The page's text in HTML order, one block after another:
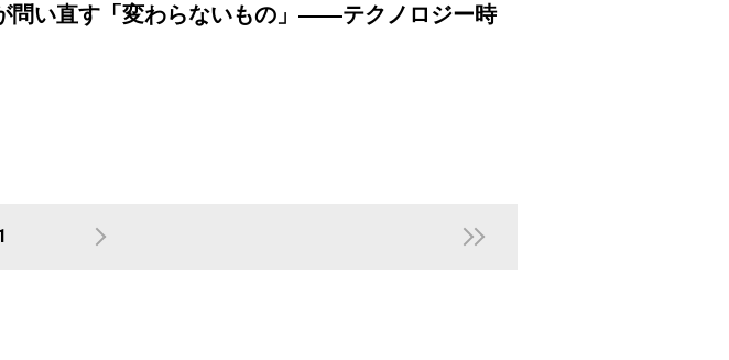
問い直す「変わらないもの」――テクノロジー時